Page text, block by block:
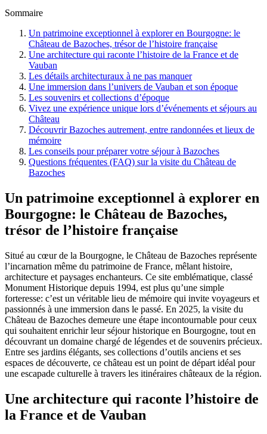
Sommaire
Un patrimoine exceptionnel à explorer en Bourgogne: le
Château de Bazoches, trésor de l’histoire française
Une architecture qui raconte l’histoire de la France et de
Vauban
Les détails architecturaux à ne pas manquer
Une immersion dans l’univers de Vauban et son époque
Les souvenirs et collections d’époque
Vivez une expérience unique lors d’événements et séjours au
Château
Découvrir Bazoches autrement, entre randonnées et lieux de
mémoire
Les conseils pour préparer votre séjour à Bazoches
Questions fréquentes (FAQ) sur la visite du Château de
Bazoches
Un patrimoine exceptionnel à explorer en
Bourgogne: le Château de Bazoches,
trésor de l’histoire française
Situé au cœur de la Bourgogne, le Château de Bazoches représente
l’incarnation même du patrimoine de France, mêlant histoire,
architecture et paysages enchanteurs. Ce site emblématique, classé
Monument Historique depuis 1994, est plus qu’une simple
forteresse: c’est un véritable lieu de mémoire qui invite voyageurs et
passionnés à une immersion dans le passé. En 2025, la visite du
Château de Bazoches demeure une étape incontournable pour ceux
qui souhaitent enrichir leur séjour historique en Bourgogne, tout en
découvrant un domaine chargé de légendes et de souvenirs précieux.
Entre ses jardins élégants, ses collections d’outils anciens et ses
espaces de découverte, ce château est un point de départ idéal pour
une escapade culturelle à travers les itinéraires châteaux de la région.
Une architecture qui raconte l’histoire de
la France et de Vauban